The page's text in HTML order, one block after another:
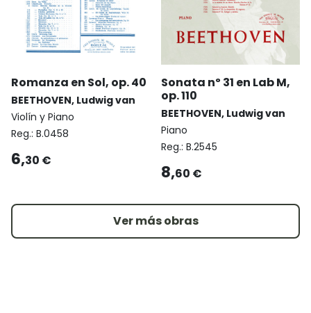
Romanza en Sol, op. 40
BEETHOVEN, Ludwig van
Violín y Piano
Reg.: B.0458
6,30 €
Sonata nº 31 en Lab M,
op. 110
BEETHOVEN, Ludwig van
Piano
Reg.: B.2545
8,60 €
Ver más obras